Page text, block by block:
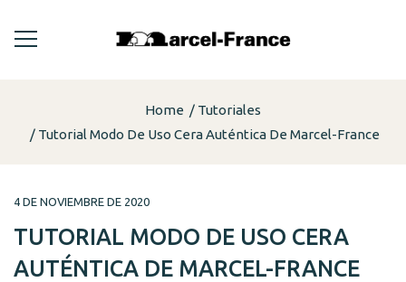
Home
Tutoriales
Tutorial Modo De Uso Cera Auténtica De Marcel-France
4 DE NOVIEMBRE DE 2020
TUTORIAL MODO DE USO CERA
AUTÉNTICA DE MARCEL-FRANCE